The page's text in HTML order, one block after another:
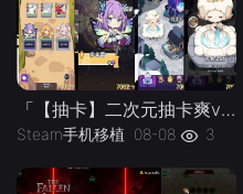
「【抽卡】二次元抽卡爽v0.34.4_免广告-手机移植版下载-.均亲测可玩
Steam手机移植 08-08 3